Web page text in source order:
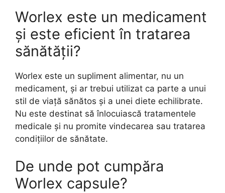
Worlex este un medicament
și este eficient în tratarea
sănătății?
Worlex este un supliment alimentar, nu un
medicament, și ar trebui utilizat ca parte a unui
stil de viață sănătos și a unei diete echilibrate.
Nu este destinat să înlocuiască tratamentele
medicale și nu promite vindecarea sau tratarea
condițiilor de sănătate.
De unde pot cumpăra
Worlex capsule?